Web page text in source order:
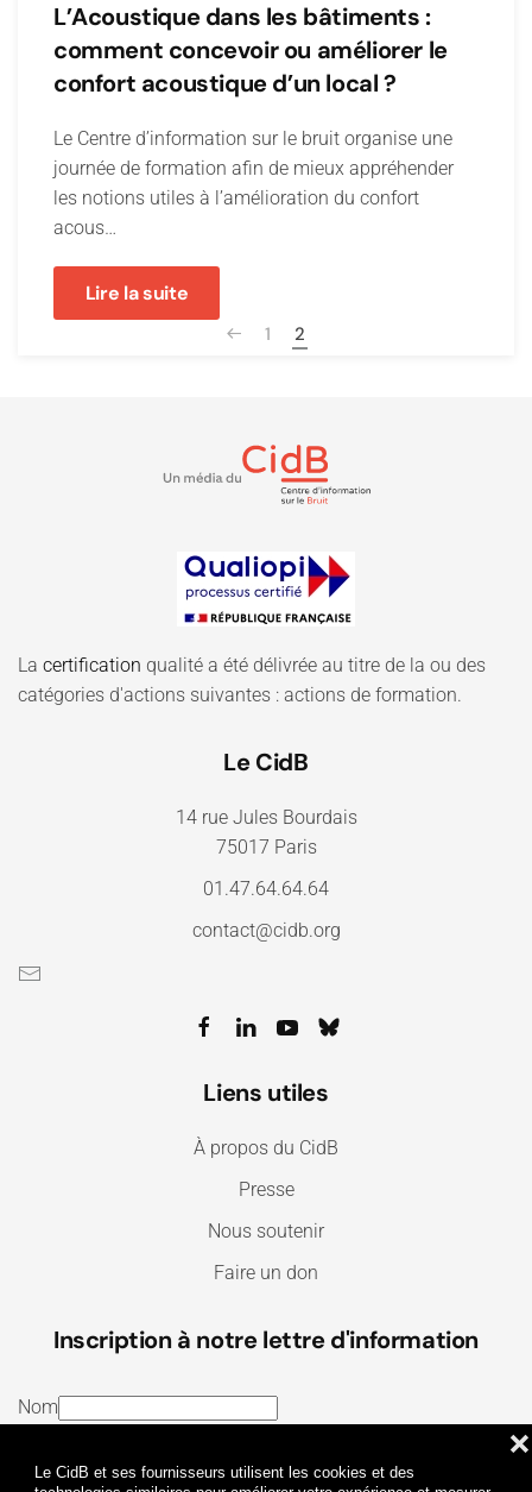
Le CidB et ses fournisseurs utilisent les cookies et des
❌
L’Acoustique dans les bâtiments :
comment concevoir ou améliorer le
confort acoustique d’un local ?
Le Centre d’information sur le bruit organise une
journée de formation afin de mieux appréhender
les notions utiles à l’amélioration du confort
acous…
Lire la suite
1 2
La certification qualité a été délivrée au titre de la ou des
catégories d'actions suivantes : actions de formation.
Le CidB
14 rue Jules Bourdais
75017 Paris
01.47.64.64.64
contact@cidb.org
Liens utiles
À propos du CidB
Presse
Nous soutenir
Faire un don
Inscription à notre lettre d'information
Nom